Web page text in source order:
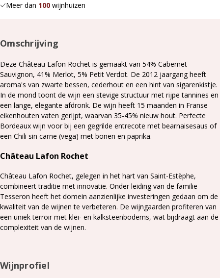
Meer dan 100 wijnhuizen
Omschrijving
Deze Château Lafon Rochet is gemaakt van 54% Cabernet
Sauvignon, 41% Merlot, 5% Petit Verdot. De 2012 jaargang heeft
aroma's van zwarte bessen, cederhout en een hint van sigarenkistje.
In de mond toont de wijn een stevige structuur met rijpe tannines en
een lange, elegante afdronk. ​ De wijn heeft 15 maanden in Franse
eikenhouten vaten gerijpt, waarvan 35-45% nieuw hout. Perfecte
Bordeaux wijn voor bij een gegrilde entrecote met bearnaisesaus of
een Chili sin carne (vega) met bonen en paprika.
Château Lafon Rochet​
Château Lafon Rochet, gelegen in het hart van Saint-Estèphe,
combineert traditie met innovatie. Onder leiding van de familie
Tesseron heeft het domein aanzienlijke investeringen gedaan om de
kwaliteit van de wijnen te verbeteren. De wijngaarden profiteren van
een uniek terroir met klei- en kalksteenbodems, wat bijdraagt aan de
complexiteit van de wijnen.​
Wijnprofiel